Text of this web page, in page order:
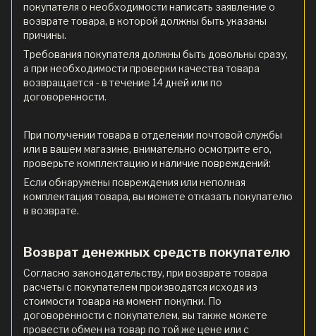
покупателя о необходимости написать заявление о
возврате товара, в которой должны быть указаны
причины.
Требования покупателя должны быть довольны сразу,
а при необходимости проверки качества товара
возвращается - в течение 14 дней или по
договоренности.
При получении товара в отделении почтовой службы
или в вашем магазине, внимательно осмотрите его,
проверьте комплектацию и наличие повреждений:
Если обнаружены повреждения или неполная
комплектация товара, вы можете отказать покупателю
в возврате.
Возврат денежных средств покупателю
Согласно законодательству, при возврате товара
расчеты с покупателем производятся исходя из
стоимости товара на момент покупки. По
договоренности с покупателем, вы также можете
провести обмен на товар по той же цене или с